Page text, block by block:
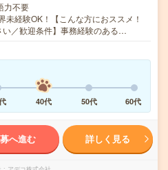
力不要
未経験OK！【こんな方におススメ！
い／歓迎条件】事務経験のある…
40代 50代 60代
へ進む 詳しく見る